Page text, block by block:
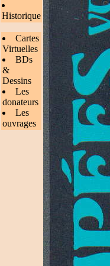
Historique
Cartes
Virtuelles
BDs
&
Dessins
Les
donateurs
Les
ouvrages